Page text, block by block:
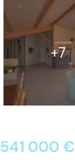
+7
541 000 €